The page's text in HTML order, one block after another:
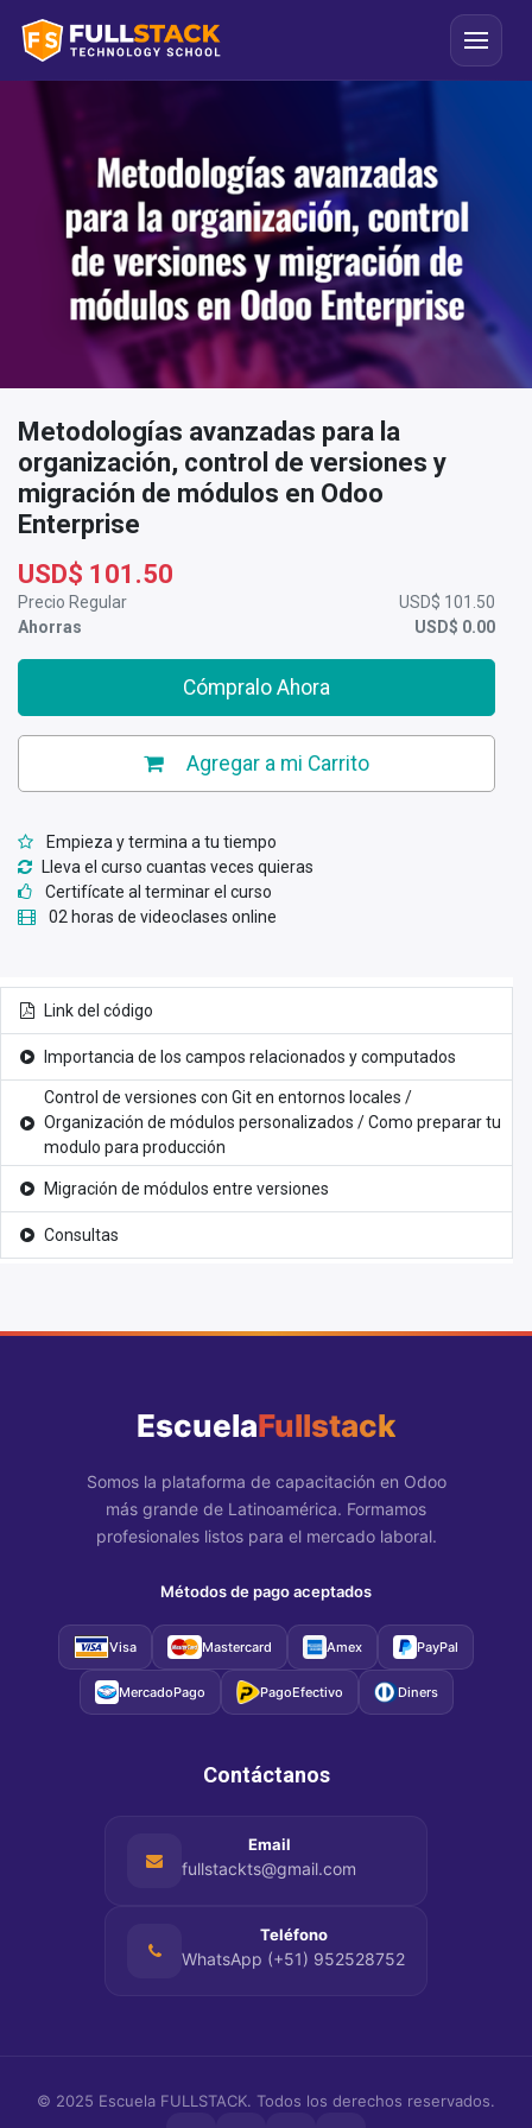
Metodologías avanzadas para la
organización, control de versiones y
migración de módulos en Odoo
Enterprise
USD$ 101.50
Precio Regular USD$ 101.50
Ahorras
USD$ 0.00
Cómpralo Ahora
Agregar a mi Carrito
Empieza y termina a tu tiempo
Lleva el curso cuantas veces quieras
Certifícate al terminar el curso
02 horas de videoclases online
Link del código
Importancia de los campos relacionados y computados
Control de versiones con Git en entornos locales /
Organización de módulos personalizados / Como preparar tu
modulo para producción
Migración de módulos entre versiones
Consultas
EscuelaFullstack
Somos la plataforma de capacitación en Odoo
más grande de Latinoamérica. Formamos
profesionales listos para el mercado laboral.
Métodos de pago aceptados
Visa Mastercard Amex PayPal
MercadoPago PagoEfectivo Diners
Contáctanos
Email
fullstackts@gmail.com
Teléfono
WhatsApp (+51) 952528752
© 2025 Escuela FULLSTACK. Todos los derechos reservados.